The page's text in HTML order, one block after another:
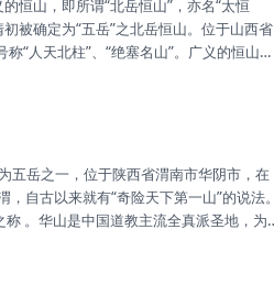
被确定为“五岳”之北岳恒山。位于山西省
“人天北柱”、“绝塞名山”。广义的恒山，
市南部，桑干河、滹沱河之间一系列山
自古以来就有“奇险天下第一山”的说法。
称 。华山是中国道教主流全真派圣地，为
山君神。共有72个半悬空洞，道观20余